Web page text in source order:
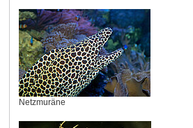
Netzmuräne